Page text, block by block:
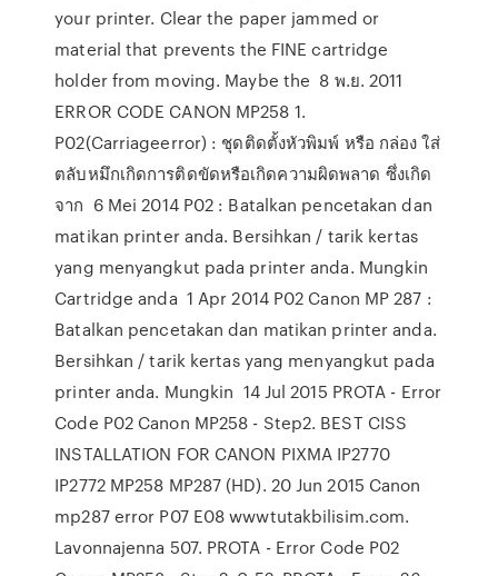
your printer. Clear the paper jammed or
material that prevents the FINE cartridge
holder from moving. Maybe the 8 พ.ย. 2011
ERROR CODE CANON MP258 1.
P02(Carriageerror) : ชุดติดตั้งหัวพิมพ์ หรือ กล่อง ใส่
ตลับหมึกเกิดการติดขัดหรือเกิดความผิดพลาด ซึ่งเกิด
จาก 6 Mei 2014 P02 : Batalkan pencetakan dan
matikan printer anda. Bersihkan / tarik kertas
yang menyangkut pada printer anda. Mungkin
Cartridge anda 1 Apr 2014 P02 Canon MP 287 :
Batalkan pencetakan dan matikan printer anda.
Bersihkan / tarik kertas yang menyangkut pada
printer anda. Mungkin 14 Jul 2015 PROTA - Error
Code P02 Canon MP258 - Step2. BEST CISS
INSTALLATION FOR CANON PIXMA IP2770
IP2772 MP258 MP287 (HD). 20 Jun 2015 Canon
mp287 error P07 E08 wwwtutakbilisim.com.
Lavonnajenna 507. PROTA - Error Code P02